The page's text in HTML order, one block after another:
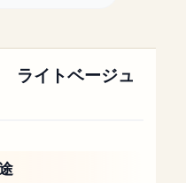
ライトベージュ